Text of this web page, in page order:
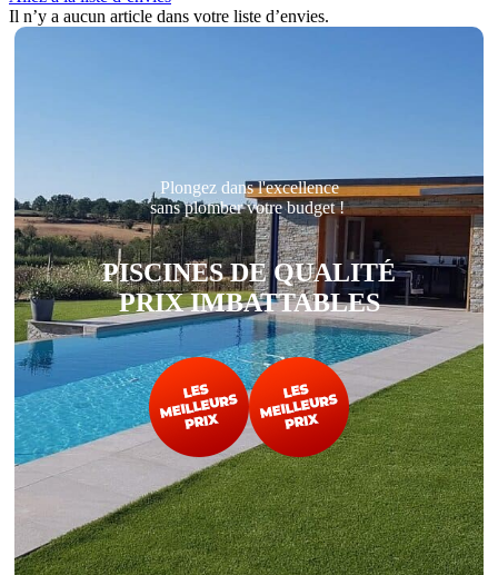
Il n’y a aucun article dans votre liste d’envies.
Plongez dans l'excellence
sans plomber votre budget !
PISCINES DE QUALITÉ
PRIX IMBATTABLES